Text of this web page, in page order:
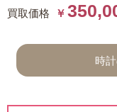
買取価格
￥
時